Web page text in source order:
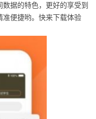
据的特色，更好的享受到
准便捷哟。快来下载体验